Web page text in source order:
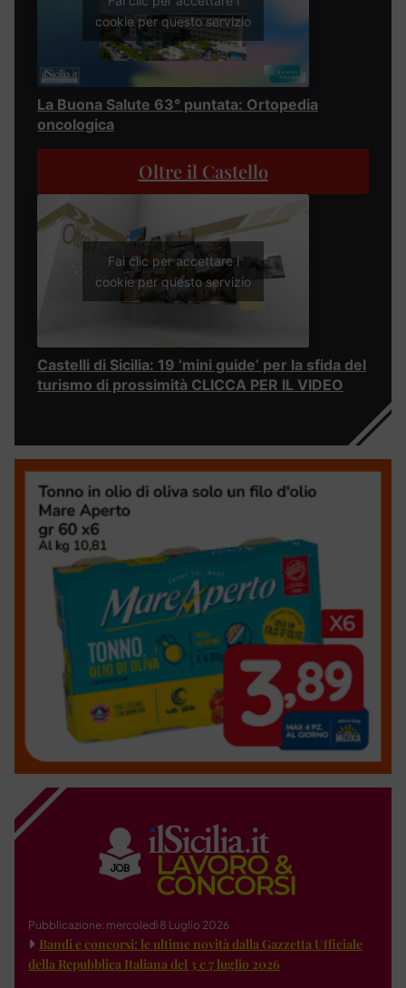
cookie per questo servizio
La Buona Salute 63° puntata: Ortopedia
oncologica
Oltre il Castello
Fai clic per accettare i
cookie per questo servizio
Castelli di Sicilia: 19 ‘mini guide’ per la sfida del
turismo di prossimità CLICCA PER IL VIDEO
Pubblicazione: mercoledì 8 Luglio 2026
Bandi e concorsi: le ultime novità dalla Gazzetta Ufficiale
della Repubblica Italiana del 3 e 7 luglio 2026